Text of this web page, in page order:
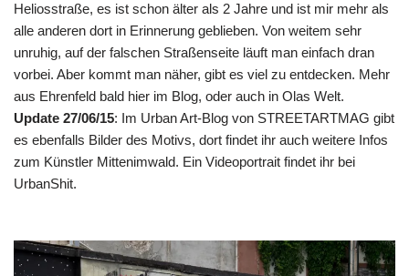
Heliosstraße, es ist schon älter als 2 Jahre und ist mir mehr als
alle anderen dort in Erinnerung geblieben. Von weitem sehr
unruhig, auf der falschen Straßenseite läuft man einfach dran
vorbei. Aber kommt man näher, gibt es viel zu entdecken. Mehr
aus Ehrenfeld bald hier im Blog, oder auch in Olas Welt.
Update 27/06/15: Im Urban Art-Blog von STREETARTMAG gibt
es ebenfalls Bilder des Motivs, dort findet ihr auch weitere Infos
zum Künstler Mittenimwald. Ein Videoportrait findet ihr bei
UrbanShit.